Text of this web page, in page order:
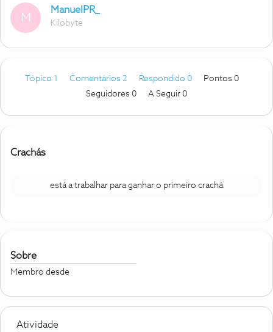
M
ManuelPR_
Kilobyte
Tópico 1 Comentários 2 Respondido 0
Pontos 0
Seguidores 0 A Seguir 0
Crachás
está a trabalhar para ganhar o primeiro crachá
Sobre
Membro desde
Atividade